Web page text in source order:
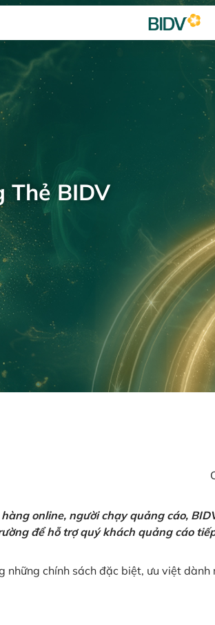
Thẻ BIDV
online, người chạy quảng cáo,
để hỗ trợ quý khách quảng cáo
chính sách đặc biệt, ưu việt dành